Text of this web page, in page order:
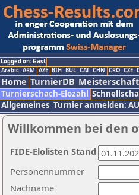
Logged on: Gast
Arabic ARM AZE BIH BUL CAT CHN CRO CZE
Home TurnierDB Meisterschaft
Turnierschach-Elozahl
Allgemeines Turnier anmelden:
Willkommen bei den
Nachname
Personennummer
FIDE-Elolisten Stand